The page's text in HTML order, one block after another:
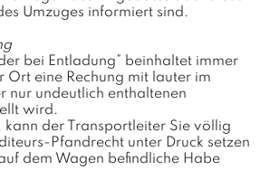
Umzuges informiert sind.
bei Entladung” beinhaltet immer
Ort eine Rechung mit lauter im
nur undeutlich enthaltenen
wird.
kann der Transportleiter Sie völlig
Pfandrecht unter Druck setzen
dem Wagen befindliche Habe